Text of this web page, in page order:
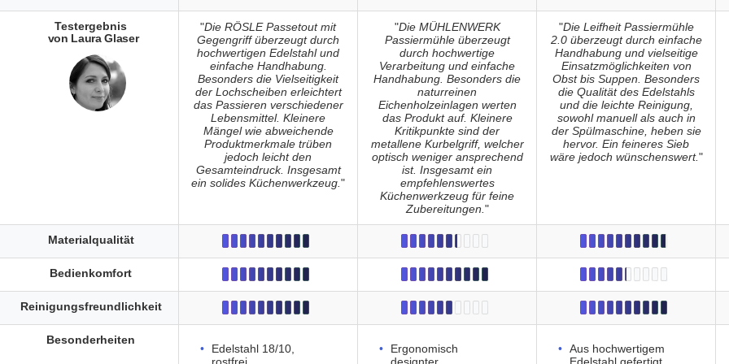
"Die RÖSLE Passetout mit
Gegengriff überzeugt durch
hochwertigen Edelstahl und
einfache Handhabung.
Besonders die Vielseitigkeit
der Lochscheiben erleichtert
das Passieren verschiedener
Lebensmittel. Kleinere
Mängel wie abweichende
Produktmerkmale trüben
jedoch leicht den
Gesamteindruck. Insgesamt
ein solides Küchenwerkzeug. "
"Die MÜHLENWERK
Passiermühle überzeugt
durch hochwertige
Verarbeitung und einfache
Handhabung. Besonders die
naturreinen
Eichenholzeinlagen werten
das Produkt auf. Kleinere
Kritikpunkte sind der
metallene Kurbelgriff, welcher
optisch weniger ansprechend
ist. Insgesamt ein
empfehlenswertes
Küchenwerkzeug für feine
Zubereitungen. "
"Die Leifheit Passiermühle
2.0 überzeugt durch einfache
Handhabung und vielseitige
Einsatzmöglichkeiten von
Obst bis Suppen. Besonders
die Qualität des Edelstahls
und die leichte Reinigung,
sowohl manuell als auch in
der Spülmaschine, heben sie
hervor. Ein feineres Sieb
wäre jedoch wünschenswert."
Edelstahl 18/10,
Ergonomisch
Aus hochwertigem
Testergebnis
von Laura Glaser
Materialqualität
Bedienkomfort
Reinigungsfreundlichkeit
Besonderheiten